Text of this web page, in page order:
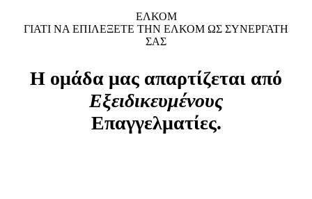
ΕΛΚΟΜ
ΓΙΑΤΙ ΝΑ ΕΠΙΛΕΞΕΤΕ ΤΗΝ ΕΛΚΟΜ ΩΣ ΣΥΝΕΡΓΑΤΗ
ΣΑΣ
Η ομάδα μας απαρτίζεται από
Εξειδικευμένους
Επαγγελματίες.